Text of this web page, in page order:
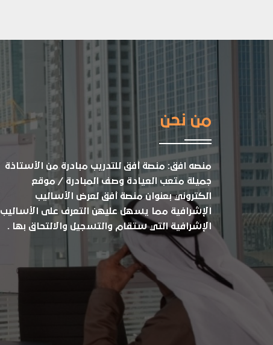
من نحن
منصه افق: منصة أفق للتدريب مبادرة من الأستاذة
جميلة متعب العيادة وصف المبادرة / موقع
الكتروني بعنوان منصة أفق لعرض الأساليب
الإشرافية مما يسهل عليهن التعرف على الأساليب
الإشرافية التي ستقام والتسجيل والالتحاق بها .